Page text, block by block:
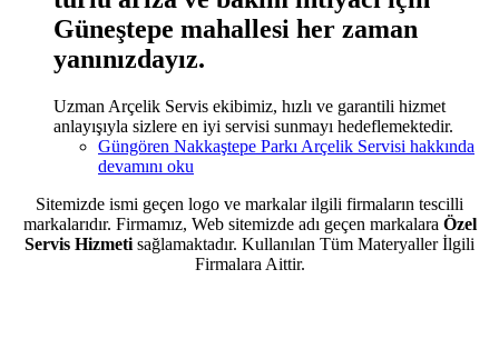
Güneştepe mahallesi her zaman
yanınızdayız.
Uzman Arçelik Servis ekibimiz, hızlı ve garantili hizmet
anlayışıyla sizlere en iyi servisi sunmayı hedeflemektedir.
Güngören Nakkaştepe Parkı Arçelik Servisi hakkında
devamını oku
Sitemizde ismi geçen logo ve markalar ilgili firmaların tescilli
markalarıdır. Firmamız, Web sitemizde adı geçen markalara Özel
Servis Hizmeti sağlamaktadır. Kullanılan Tüm Materyaller İlgili
Firmalara Aittir.